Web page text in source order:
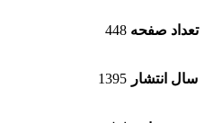
تعداد صفحه 448
سال انتشار 1395